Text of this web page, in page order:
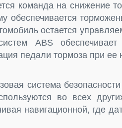
команда на снижение
обеспечивается
остается
ABS
педали тормоза при ее
система
во всех
навигационной, где